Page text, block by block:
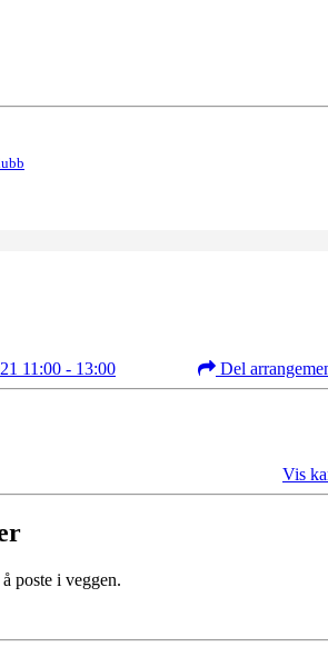
11:00 - 13:00 Del
Vis
poste i veggen.